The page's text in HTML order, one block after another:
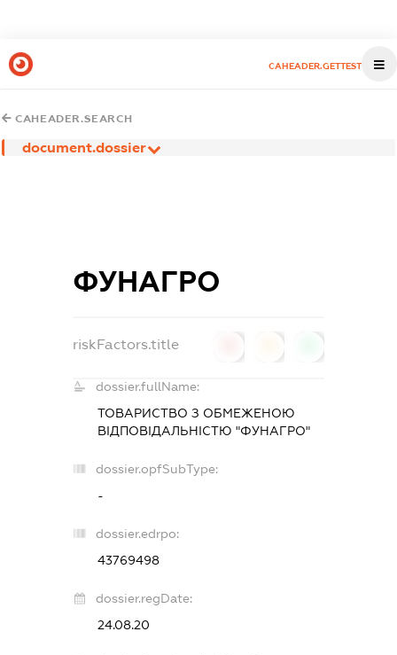
CAHEADER.GETTEST
CAHEADER.SEARCH
document.dossier
ФУНАГРО
riskFactors.title
dossier.fullName:
ТОВАРИСТВО З ОБМЕЖЕНОЮ
ВІДПОВІДАЛЬНІСТЮ "ФУНАГРО"
dossier.opfSubType:
-
dossier.edrpo:
43769498
dossier.regDate:
24.08.20